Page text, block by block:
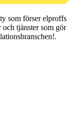
som förser elproffs
tjänster som gör